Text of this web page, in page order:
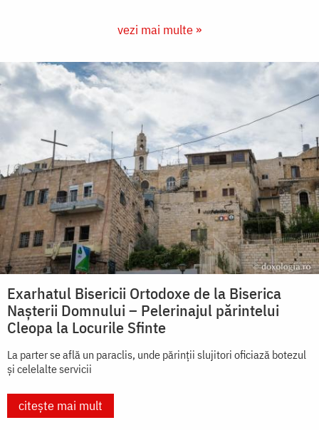
vezi mai multe »
Exarhatul Bisericii Ortodoxe de la Biserica
Nașterii Domnului – Pelerinajul părintelui
Cleopa la Locurile Sfinte
La parter se află un paraclis, unde părinții slujitori oficiază botezul
și celelalte servicii
citește mai mult